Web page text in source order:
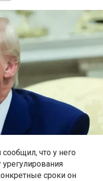
что у него
сроки он